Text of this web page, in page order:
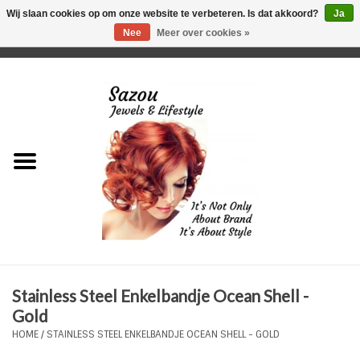
Just for Him
Plus Size Sieraden
Stainless Steel Enkelbandje Ocean Shell -
Gold
HOME/ STAINLESS STEEL ENKELBANDJE OCEAN SHELL - GOLD
Wij slaan cookies op om onze website te verbeteren. Is dat akkoord?
Ja
Nee
Meer over cookies »